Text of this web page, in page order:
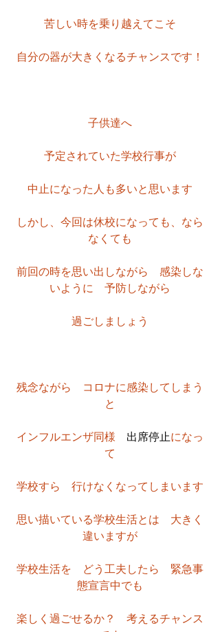
苦しい時を乗り越えてこそ
自分の器が大きくなるチャンスです！
子供達へ
予定されていた学校行事が
中止になった人も多いと思います
しかし、今回は休校になっても、なら
なくても
前回の時を思い出しながら　感染しな
いように　予防しながら
過ごしましょう
残念ながら　コロナに感染してしまう
と
インフルエンザ同様 出席停止になっ
て
学校すら　行けなくなってしまいます
思い描いている学校生活とは　大きく
違いますが
学校生活を　どう工夫したら　緊急事
態宣言中でも
楽しく過ごせるか？　考えるチャンス